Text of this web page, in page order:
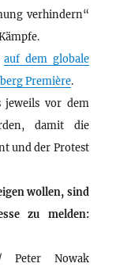
verhindern“
auf dem globale
Première.
vor dem
damit die
und der Protest
wollen, sind
zu melden:
Peter Nowak